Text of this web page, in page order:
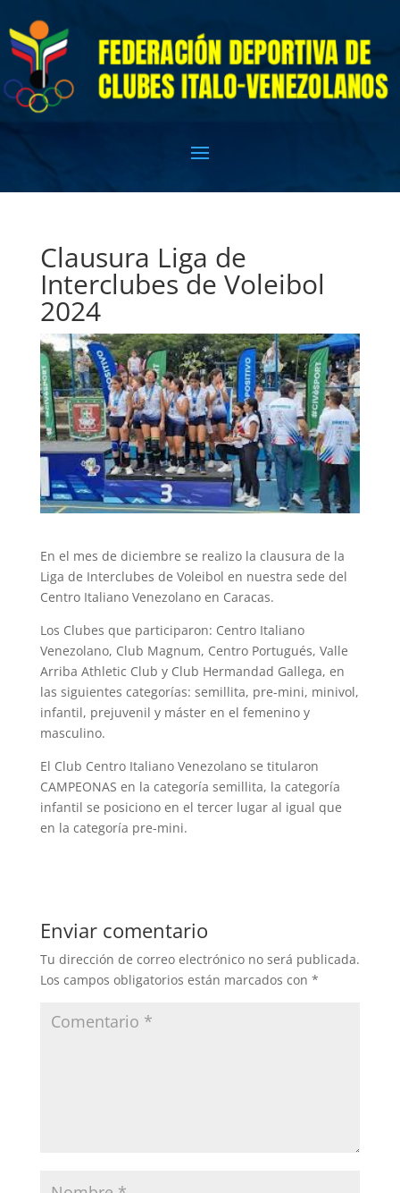
Clausura Liga de
Interclubes de Voleibol
2024
En el mes de diciembre se realizo la clausura de la
Liga de Interclubes de Voleibol en nuestra sede del
Centro Italiano Venezolano en Caracas.
Los Clubes que participaron: Centro Italiano
Venezolano, Club Magnum, Centro Portugués, Valle
Arriba Athletic Club y Club Hermandad Gallega, en
las siguientes categorías: semillita, pre-mini, minivol,
infantil, prejuvenil y máster en el femenino y
masculino.
El Club Centro Italiano Venezolano se titularon
CAMPEONAS en la categoría semillita, la categoría
infantil se posiciono en el tercer lugar al igual que
en la categoría pre-mini.
Enviar comentario
Tu dirección de correo electrónico no será publicada.
Los campos obligatorios están marcados con *